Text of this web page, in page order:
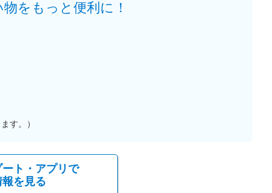
をもっと便利に！
す。）
ト・アプリで
を見る